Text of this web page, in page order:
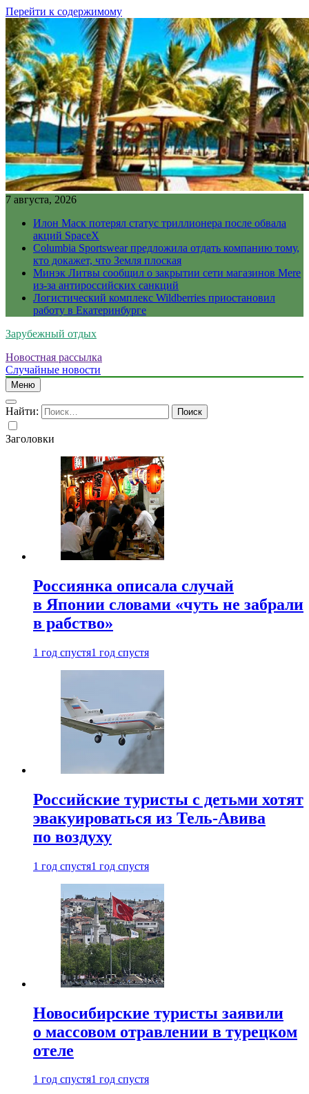
Перейти к содержимому
7 августа, 2026
Илон Маск потерял статус триллионера после обвала
акций SpaceX
Columbia Sportswear предложила отдать компанию тому,
кто докажет, что Земля плоская
Минэк Литвы сообщил о закрытии сети магазинов Mere
из-за антироссийских санкций
Логистический комплекс Wildberries приостановил
работу в Екатеринбурге
Зарубежный отдых
Новостная рассылка
Случайные новости
Меню
Найти:
Заголовки
Россиянка описала случай
в Японии словами «чуть не забрали
в рабство»
1 год спустя1 год спустя
Российские туристы с детьми хотят
эвакуироваться из Тель-Авива
по воздуху
1 год спустя1 год спустя
Новосибирские туристы заявили
о массовом отравлении в турецком
отеле
1 год спустя1 год спустя